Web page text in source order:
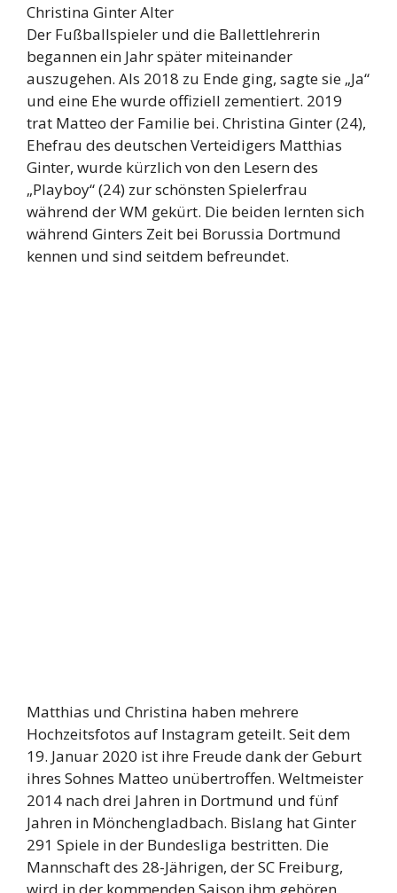
Christina Ginter Alter
Der Fußballspieler und die Ballettlehrerin
begannen ein Jahr später miteinander
auszugehen. Als 2018 zu Ende ging, sagte sie „Ja“
und eine Ehe wurde offiziell zementiert. 2019
trat Matteo der Familie bei. Christina Ginter (24),
Ehefrau des deutschen Verteidigers Matthias
Ginter, wurde kürzlich von den Lesern des
„Playboy“ (24) zur schönsten Spielerfrau
während der WM gekürt. Die beiden lernten sich
während Ginters Zeit bei Borussia Dortmund
kennen und sind seitdem befreundet.
Matthias und Christina haben mehrere
Hochzeitsfotos auf Instagram geteilt. Seit dem
19. Januar 2020 ist ihre Freude dank der Geburt
ihres Sohnes Matteo unübertroffen. Weltmeister
2014 nach drei Jahren in Dortmund und fünf
Jahren in Mönchengladbach. Bislang hat Ginter
291 Spiele in der Bundesliga bestritten. Die
Mannschaft des 28-Jährigen, der SC Freiburg,